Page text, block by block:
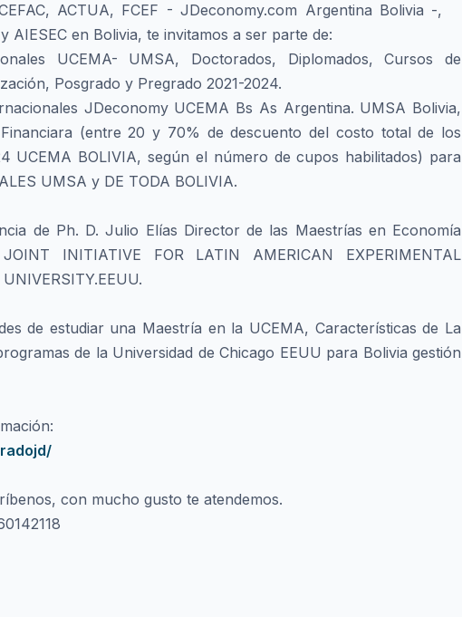
ACTUA, FCEF - JDeconomy.com Argentina Bolivia -,
AIESEC en Bolivia, te invitamos a ser parte de:
UCEMA- UMSA, Doctorados, Diplomados, Cursos de
Posgrado y Pregrado 2021-2024.
JDeconomy UCEMA Bs As Argentina. UMSA Bolivia,
(entre 20 y 70% de descuento del costo total de los
UCEMA BOLIVIA, según el número de cupos habilitados) para
UMSA y DE TODA BOLIVIA.
de Ph. D. Julio Elías Director de las Maestrías en Economía
INITIATIVE FOR LATIN AMERICAN EXPERIMENTAL
de estudiar una Maestría en la UCEMA, Características de La
de la Universidad de Chicago EEUU para Bolivia gestión
con mucho gusto te atendemos.